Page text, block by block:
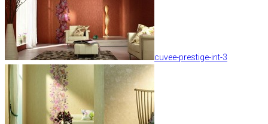
cuvee-prestige-int-3